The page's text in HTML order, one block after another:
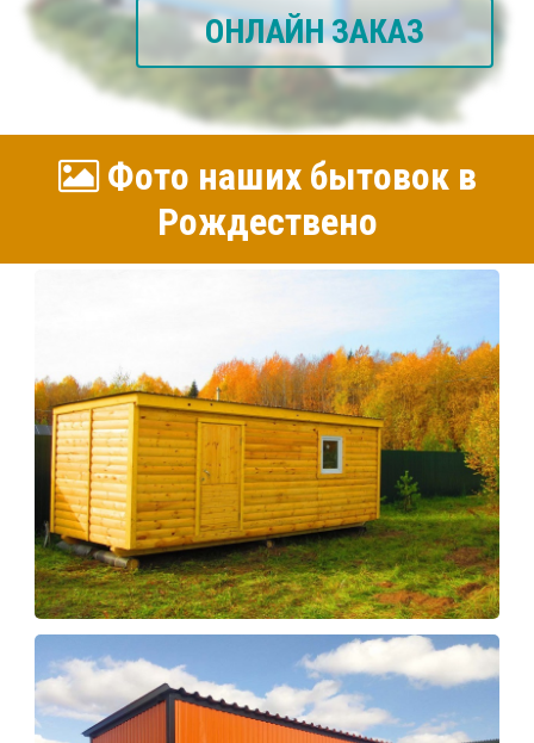
ОНЛАЙН ЗАКАЗ
Фото наших бытовок в
Рождествено